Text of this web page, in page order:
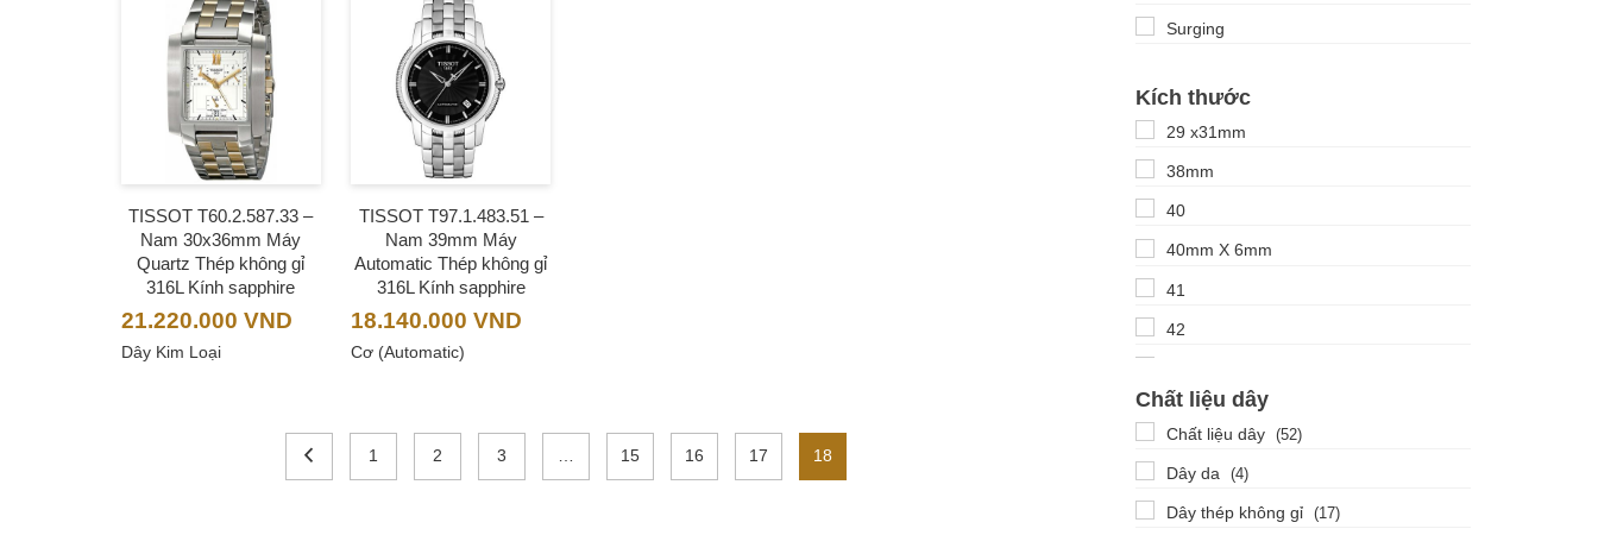
TISSOT T60.2.587.33 –
Nam 30x36mm Máy
Quartz Thép không gỉ
316L Kính sapphire
21.220.000 VND
Dây Kim Loại
TISSOT T97.1.483.51 –
Nam 39mm Máy
Automatic Thép không gỉ
316L Kính sapphire
18.140.000 VND
Cơ (Automatic)
1 2 3 15 16 17 18
Surging
Kích thước
29 x31mm
38mm
40
40mm X 6mm
41
42
Chất liệu dây
Chất liệu dây (52)
Dây da (4)
Dây thép không gỉ (17)